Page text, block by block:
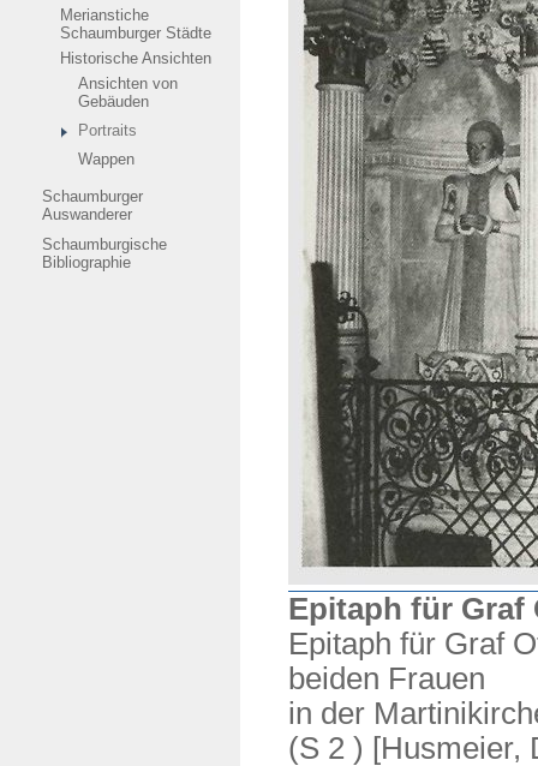
Merianstiche
Schaumburger Städte
Historische Ansichten
Ansichten von
Gebäuden
Portraits
Wappen
Schaumburger
Auswanderer
Schaumburgische
Bibliographie
Epitaph für Graf
Epitaph für Graf
beiden Frauen
in der
(S 2 ) [Husmeier,